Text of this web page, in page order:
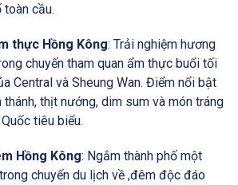
toàn cầu.
thực Hồng Kông: Trải nghiệm hương
chuyến tham quan ẩm thực buổi tối
Central và Sheung Wan. Điểm nổi bật
thịt nướng, dim sum và món tráng
tiêu biểu.
Hồng Kông: Ngắm thành phố một
chuyến du lịch về ,đêm độc đáo